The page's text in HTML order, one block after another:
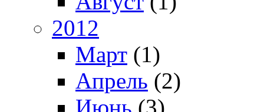
2012
Март (1)
Апрель (2)